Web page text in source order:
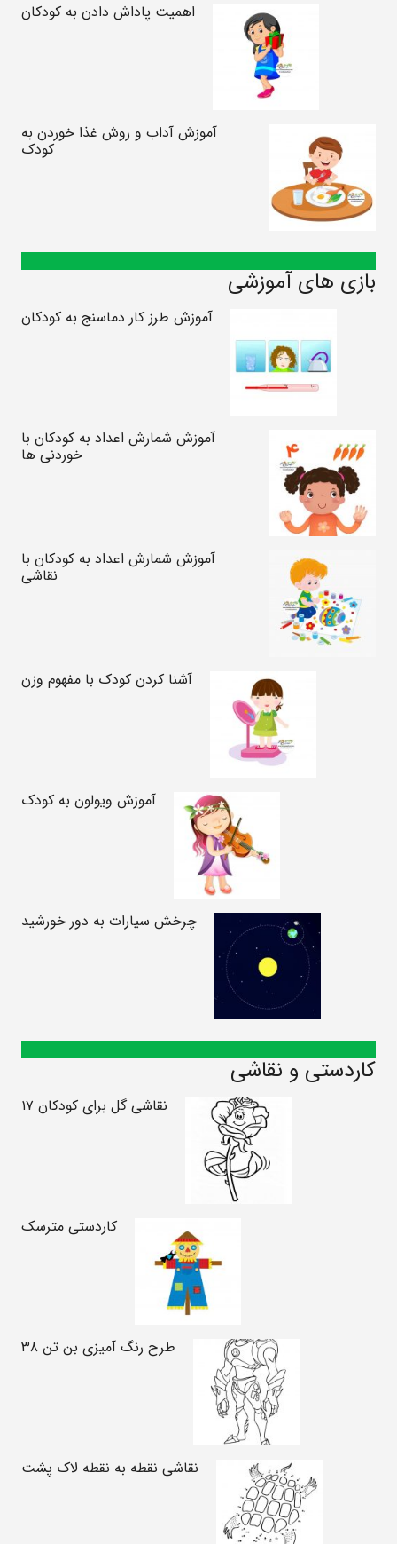
اهمیت پاداش دادن به کودکان
آموزش آداب و روش غذا خوردن به
کودک
بازی های آموزشی
آموزش طرز کار دماسنج به کودکان
آموزش شمارش اعداد به کودکان با
خوردنی ها
آموزش شمارش اعداد به کودکان با
نقاشی
آشنا کردن کودک با مفهوم وزن
آموزش ویولون به کودک
چرخش سیارات به دور خورشید
کاردستی و نقاشی
نقاشی گل برای کودکان ۱۷
کاردستی مترسک
طرح رنگ آمیزی بن تن ۳۸
نقاشی نقطه به نقطه لاک پشت